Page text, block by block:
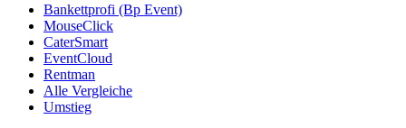
Bankettprofi (Bp Event)
MouseClick
CaterSmart
EventCloud
Rentman
Alle Vergleiche
Umstieg